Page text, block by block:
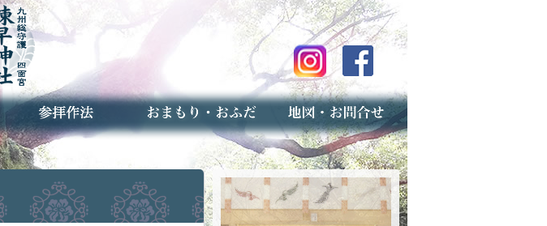
神社とは
お参りの作法 授与品のご案内
お焚き上げ（古いお守りのお取り扱い）
アクセスマップ
予約者専用フォーム（事前受付）